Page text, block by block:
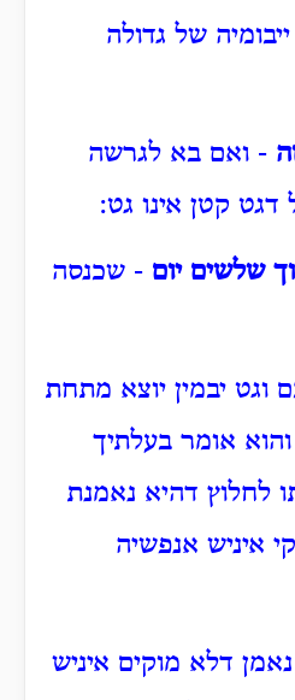
של גדולה
- ואם בא לגרשה
דגט קטן אינו גט:
שלשים יום - שכנסה
וגט יבמין יוצא מתחת
אומר בעלתיך
לחלוץ דהיא נאמנת
איניש אנפשיה
דלא מוקים איניש